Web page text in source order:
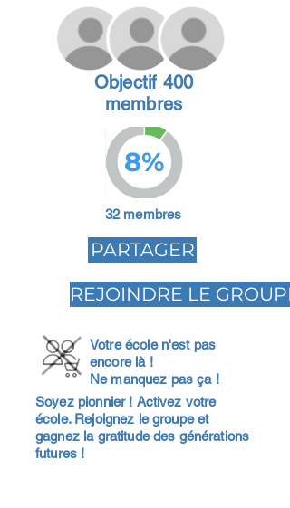
Objectif 400
membres
8%
32 membres
PARTAGER
REJOINDRE LE GROUPE
Votre école n'est pas
encore là !
Ne manquez pas ça !
Soyez pionnier ! Activez votre
école. Rejoignez le groupe et
gagnez la gratitude des générations
futures !